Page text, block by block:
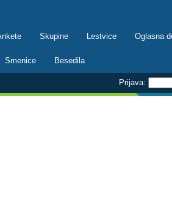
Skupine Lestvice Oglasna
Smenice Besedila
Prijava: